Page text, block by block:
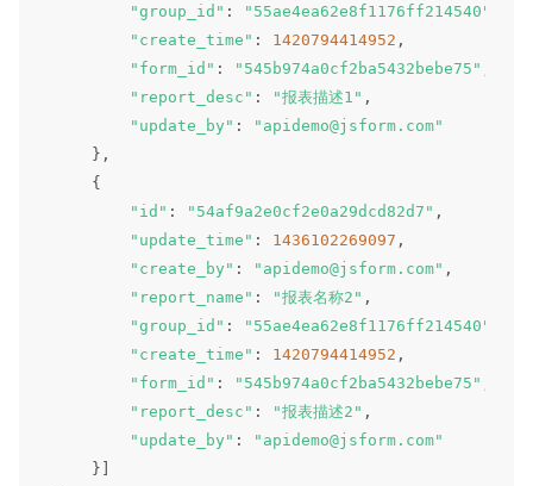
"group_id" : "55ae4ea62e8f1176ff214540"
"create_time" : 1420794414952 ,
"form_id" : "545b974a0cf2ba5432bebe75"
"report_desc" : "报表描述1" ,
"update_by" :
"apidemo@jsform.com"
} ,
{
"id" : "54af9a2e0cf2e0a29dcd82d7" ,
"update_time" : 1436102269097 ,
"create_by" : "apidemo@jsform.com" ,
"report_name" : "报表名称2" ,
"group_id" : "55ae4ea62e8f1176ff214540"
"create_time" : 1420794414952 ,
"form_id" : "545b974a0cf2ba5432bebe75"
"report_desc" : "报表描述2" ,
"update_by" :
"apidemo@jsform.com"
} ]